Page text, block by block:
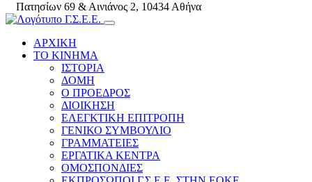
Πατησίων 69 & Αινιάνος 2, 10434 Αθήνα
ΑΡΧΙΚΗ
ΤΟ ΚΙΝΗΜΑ
ΙΣΤΟΡΙΑ
ΔΟΜΗ
Ο ΠΡΟΕΔΡΟΣ
ΔΙΟΙΚΗΣΗ
ΕΛΕΓΚΤΙΚΗ ΕΠΙΤΡΟΠΗ
ΓΕΝΙΚΟ ΣΥΜΒΟΥΛΙΟ
ΓΡΑΜΜΑΤΕΙΕΣ
ΕΡΓΑΤΙΚΑ ΚΕΝΤΡΑ
ΟΜΟΣΠΟΝΔΙΕΣ